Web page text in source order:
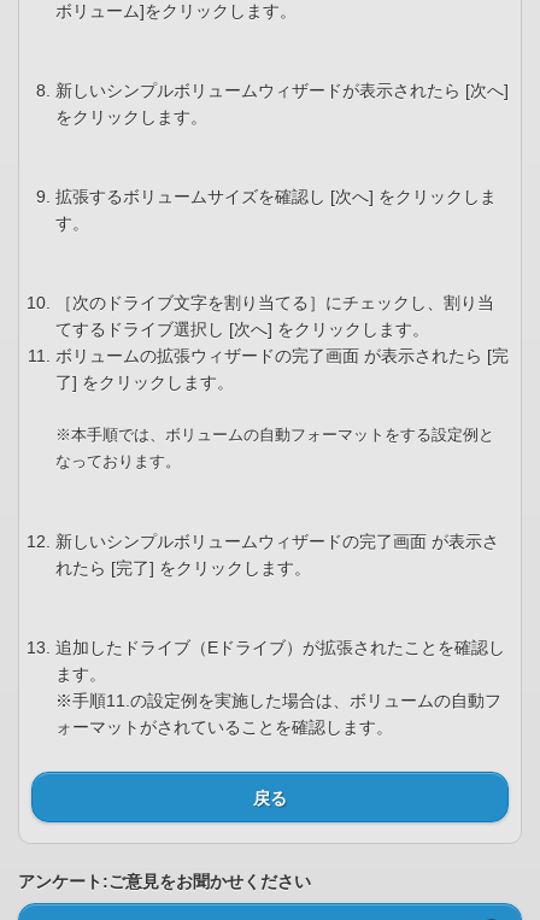
ボリューム]をクリックします。
新しいシンプルボリュームウィザードが表示されたら [次へ]
をクリックします。
拡張するボリュームサイズを確認し [次へ] をクリックしま
す。
［次のドライブ文字を割り当てる］にチェックし、割り当
てするドライブ選択し [次へ] をクリックします。
ボリュームの拡張ウィザードの完了画面 が表示されたら [完
了] をクリックします。
※本手順では、ボリュームの自動フォーマットをする設定例と
なっております。
新しいシンプルボリュームウィザードの完了画面 が表示さ
れたら [完了] をクリックします。
追加したドライブ（Eドライブ）が拡張されたことを確認し
ます。
※手順11.の設定例を実施した場合は、ボリュームの自動フ
ォーマットがされていることを確認します。
戻る
アンケート:ご意見をお聞かせください